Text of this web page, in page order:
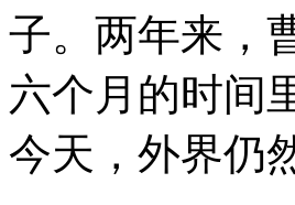
子。两年来，
六个月的时间
今天，外界仍